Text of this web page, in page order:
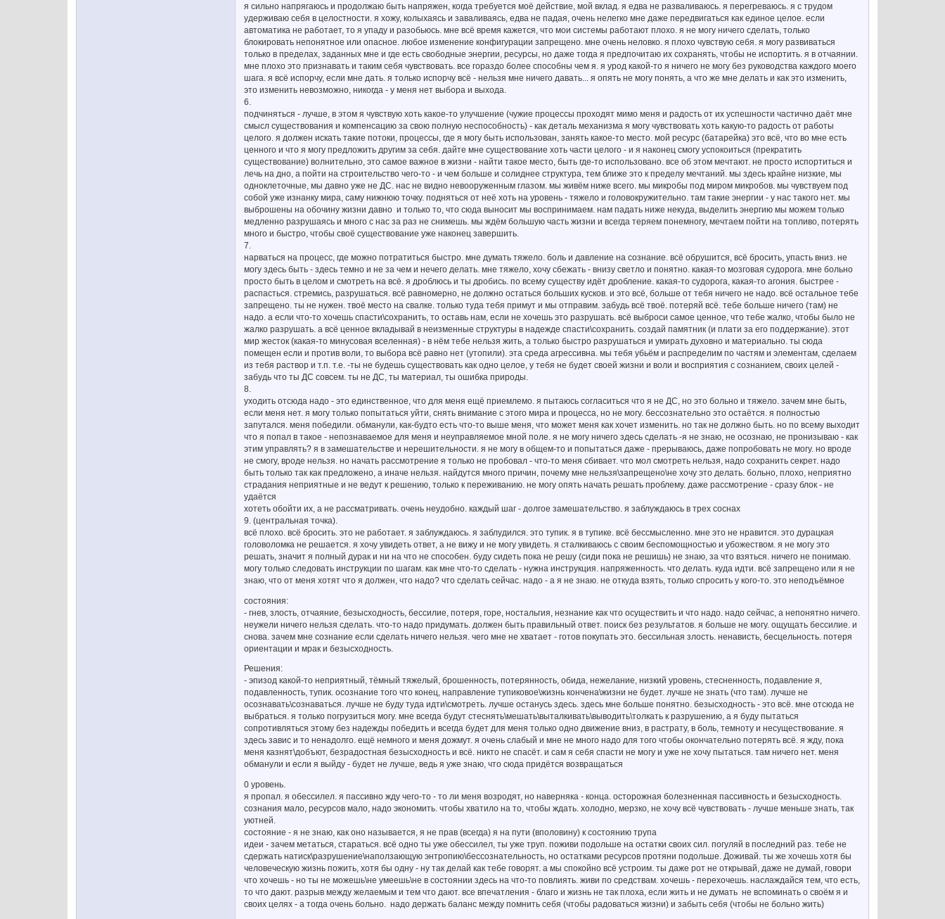
я сильно напрягаюсь и продолжаю быть напряжен, когда требуется моё действие, мой вклад. я едва не разваливаюсь. я перегреваюсь. я с трудом
удерживаю себя в целостности. я хожу, колыхаясь и заваливаясь, едва не падая, очень нелегко мне даже передвигаться как единое целое. если
автоматика не работает, то я упаду и разобьюсь. мне всё время кажется, что мои системы работают плохо. я не могу ничего сделать, только
блокировать непонятное или опасное. любое изменение конфигурации запрещено. мне очень неловко. я плохо чувствую себя. я могу развиваться
только в пределах, заданных мне и где есть свободные энергии, ресурсы, но даже тогда я предпочитаю их сохранять, чтобы не испортить. я в отчаянии.
мне плохо это признавать и таким себя чувствовать. все гораздо более способны чем я. я урод какой-то я ничего не могу без руководства каждого моего
шага. я всё испорчу, если мне дать. я только испорчу всё - нельзя мне ничего давать... я опять не могу понять, а что же мне делать и как это изменить,
это изменить невозможно, никогда - у меня нет выбора и выхода.
6.
подчиняться - лучше, в этом я чувствую хоть какое-то улучшение (чужие процессы проходят мимо меня и радость от их успешности частично даёт мне
смысл существования и компенсацию за свою полную неспособность) - как деталь механизма я могу чувствовать хоть какую-то радость от работы
целого. я должен искать такие потоки, процессы, где я могу быть использован, занять какое-то место. мой ресурс (батарейка) это всё, что во мне есть
ценного и что я могу предложить другим за себя. дайте мне существование хоть части целого - и я наконец смогу успокоиться (прекратить
существование) волнительно, это самое важное в жизни - найти такое место, быть где-то использовано. все об этом мечтают. не просто испортиться и
лечь на дно, а пойти на строительство чего-то - и чем больше и солиднее структура, тем ближе это к пределу мечтаний. мы здесь крайне низкие, мы
одноклеточные, мы давно уже не ДС. нас не видно невооруженным глазом. мы живём ниже всего. мы микробы под миром микробов. мы чувствуем под
собой уже изнанку мира, саму нижнюю точку. подняться от неё хоть на уровень - тяжело и головокружительно. там такие энергии - у нас такого нет. мы
выброшены на обочину жизни давно и только то, что сюда выносит мы воспринимаем. нам падать ниже некуда, выделить энергию мы можем только
медленно разрушаясь и много с нас за раз не снимешь. мы ждём большую часть жизни и всегда теряем понемногу, мечтаем пойти на топливо, потерять
много и быстро, чтобы своё существование уже наконец завершить.
7.
нарваться на процесс, где можно потратиться быстро. мне думать тяжело. боль и давление на сознание. всё обрушится, всё бросить, упасть вниз. не
могу здесь быть - здесь темно и не за чем и нечего делать. мне тяжело, хочу сбежать - внизу светло и понятно. какая-то мозговая судорога. мне больно
просто быть в целом и смотреть на всё. я дроблюсь и ты дробись. по всему существу идёт дробление. какая-то судорога, какая-то агония. быстрее -
распасться. стремись, разрушаться. всё равномерно, не должно остаться больших кусков. и это всё, больше от тебя ничего не надо. всё остальное тебе
запрещено. ты не нужен. твоё место на свалке. только туда тебя примут и мы отправим. забудь всё твоё. потеряй всё. тебе больше ничего (там) не
надо. а если что-то хочешь спасти\сохранить, то оставь нам, если не хочешь это разрушать. всё выброси самое ценное, что тебе жалко, чтобы было не
жалко разрушать. а всё ценное вкладывай в неизменные структуры в надежде спасти\сохранить. создай памятник (и плати за его поддержание). этот
мир жесток (какая-то минусовая вселенная) - в нём тебе нельзя жить, а только быстро разрушаться и умирать духовно и материально. ты сюда
помещен если и против воли, то выбора всё равно нет (утопили). эта среда агрессивна. мы тебя убьём и распределим по частям и элементам, сделаем
из тебя раствор и т.п. т.е. -ты не будешь существовать как одно целое, у тебя не будет своей жизни и воли и восприятия с сознанием, своих целей -
забудь что ты ДС совсем. ты не ДС, ты материал, ты ошибка природы.
8.
уходить отсюда надо - это единственное, что для меня ещё приемлемо. я пытаюсь согласиться что я не ДС, но это больно и тяжело. зачем мне быть,
если меня нет. я могу только попытаться уйти, снять внимание с этого мира и процесса, но не могу. бессознательно это остаётся. я полностью
запутался. меня победили. обманули, как-будто есть что-то выше меня, что может меня как хочет изменить. но так не должно быть. но по всему выходит
что я попал в такое - непознаваемое для меня и неуправляемое мной поле. я не могу ничего здесь сделать -я не знаю, не осознаю, не пронизываю - как
этим управлять? я в замешательстве и нерешительности. я не могу в общем-то и попытаться даже - прерываюсь, даже попробовать не могу. но вроде
не смогу, вроде нельзя. но начать рассмотрение я только не пробовал - что-то меня сбивает. что мол смотреть нельзя, надо сохранить секрет. надо
быть только так как предложено, а иначе нельзя. найдутся много причин, почему мне нельзя\запрещено\не хочу это делать. больно, плохо, неприятно
страдания неприятные и не ведут к решению, только к переживанию. не могу опять начать решать проблему. даже рассмотрение - сразу блок - не
удаётся
хотеть обойти их, а не рассматривать. очень неудобно. каждый шаг - долгое замешательство. я заблуждаюсь в трех соснах
9. (центральная точка).
всё плохо. всё бросить. это не работает. я заблуждаюсь. я заблудился. это тупик. я в тупике. всё бессмысленно. мне это не нравится. это дурацкая
головоломка не решается. я хочу увидеть ответ, а не вижу и не могу увидеть. я сталкиваюсь с своим беспомощностью и убожеством. я не могу это
решать, значит я полный дурак и ни на что не способен. буду сидеть пока не решу (сиди пока не решишь) не знаю, за что взяться. ничего не понимаю.
могу только следовать инструкции по шагам. как мне что-то сделать - нужна инструкция. напряженность. что делать. куда идти. всё запрещено или я не
знаю, что от меня хотят что я должен, что надо? что сделать сейчас. надо - а я не знаю. не откуда взять, только спросить у кого-то. это неподъёмное
состояния:
- гнев, злость, отчаяние, безысходность, бессилие, потеря, горе, ностальгия, незнание как что осуществить и что надо. надо сейчас, а непонятно ничего.
неужели ничего нельзя сделать. что-то надо придумать. должен быть правильный ответ. поиск без результатов. я больше не могу. ощущать бессилие. и
снова. зачем мне сознание если сделать ничего нельзя. чего мне не хватает - готов покупать это. бессильная злость. ненависть, бесцельность. потеря
ориентации и мрак и безысходность.
Решения:
- эпизод какой-то неприятный, тёмный тяжелый, брошенность, потерянность, обида, нежелание, низкий уровень, стесненность, подавление я,
подавленность, тупик. осознание того что конец, направление тупиковое\жизнь кончена\жизни не будет. лучше не знать (что там). лучше не
осознавать\сознаваться. лучше не буду туда идти\смотреть. лучше останусь здесь. здесь мне больше понятно. безысходность - это всё. мне отсюда не
выбраться. я только погрузиться могу. мне всегда будут стеснять\мешать\выталкивать\выводить\толкать к разрушению, а я буду пытаться
сопротивляться этому без надежды победить и всегда будет для меня только одно движение вниз, в растрату, в боль, темноту и несуществование. я
здесь завис и то ненадолго. ещё немного и меня дожмут. я очень слабый и мне не много надо для того чтобы окончательно потерять всё. я жду, пока
меня казнят\добъют, безрадостная безысходность и всё. никто не спасёт. и сам я себя спасти не могу и уже не хочу пытаться. там ничего нет. меня
обманули и если я выйду - будет не лучше, ведь я уже знаю, что сюда придётся возвращаться
0 уровень.
я пропал. я обессилел. я пассивно жду чего-то - то ли меня возродят, но наверняка - конца. осторожная болезненная пассивность и безысходность.
сознания мало, ресурсов мало, надо экономить. чтобы хватило на то, чтобы ждать. холодно, мерзко, не хочу всё чувствовать - лучше меньше знать, так
уютней.
состояние - я не знаю, как оно называется, я не прав (всегда) я на пути (вполовину) к состоянию трупа
идеи - зачем метаться, стараться. всё одно ты уже обессилел, ты уже труп. поживи подольше на остатки своих сил. погуляй в последний раз. тебе не
сдержать натиск\разрушение\наползающую энтропию\бессознательность, но остатками ресурсов протяни подольше. Доживай. ты же хочешь хотя бы
человеческую жизнь пожить, хотя бы одну - ну так делай как тебе говорят. а мы спокойно всё устроим. ты даже рот не открывай, даже не думай, говори
что хочешь - но ты не можешь\не умеешь\не в состоянии здесь на что-то повлиять. живи по средствам. хочешь - перехочешь. наслаждайся тем, что есть,
то что дают. разрыв между желаемым и тем что дают. все впечатления - благо и жизнь не так плоха, если жить и не думать не вспоминать о своём я и
своих целях - а тогда очень больно. надо держать баланс между помнить себя (чтобы радоваться жизни) и забыть себя (чтобы не больно жить)